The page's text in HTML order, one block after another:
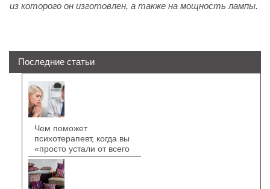
из которого он изготовлен, а также на мощность лампы.
Последние статьи
Чем поможет
психотерапевт, когда вы
«просто устали от всего